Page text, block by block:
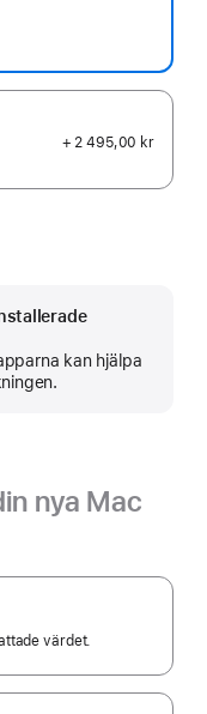
+ 2 495,00 kr
kan hjälpa
nya Mac
värdet.